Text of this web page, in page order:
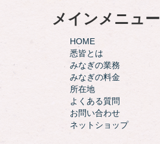
メインメニュー
HOME
悉皆とは
みなぎの業務
みなぎの料金
所在地
よくある質問
お問い合わせ
ネットショップ